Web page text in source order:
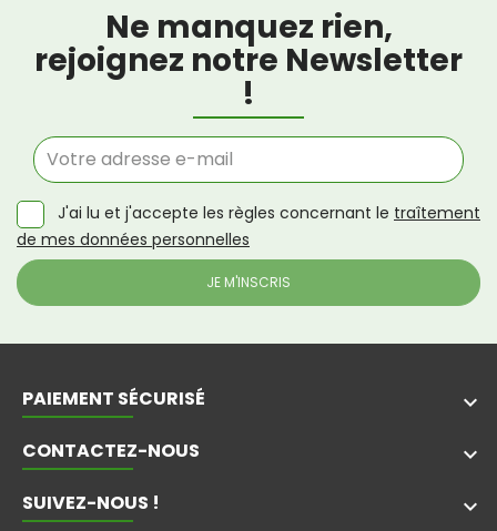
Ne manquez rien,
rejoignez notre Newsletter
!
J'ai lu et j'accepte les règles concernant le traîtement
de mes données personnelles
PAIEMENT SÉCURISÉ keyboard_arrow_down
CONTACTEZ-NOUS keyboard_arrow_down
SUIVEZ-NOUS ! keyboard_arrow_down